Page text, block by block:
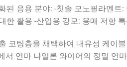
된 응용 분야: -칫솔 모노필라멘
한 활용 -산업용 강모: 용매 저항
코팅층을 채택하여 내유성 케이
서 연마 나일론 와이어의 정밀 연